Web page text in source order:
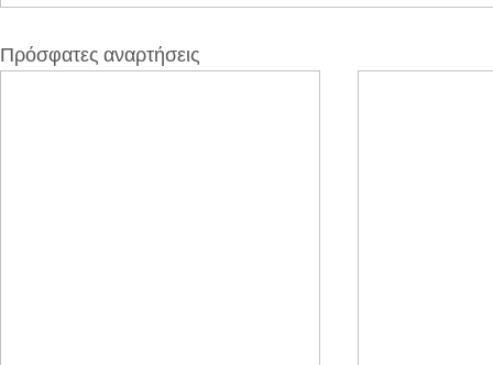
Πρόσφατες αναρτήσεις